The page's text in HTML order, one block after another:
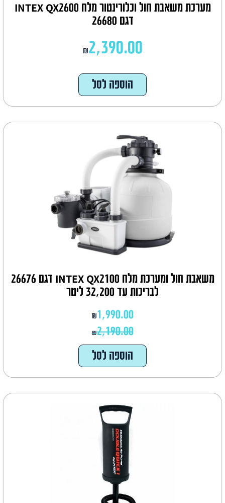
מערכת משאבת חול וכלורינטור מלח INTEX QX2600
דגם 26680
₪2,390.00
הוספה לסל
משאבת חול ומערכת מלח INTEX QX2100 דגם 26676
לבריכות עד 32,200 ליטר
₪2,190.00
₪ 1,990.00
הוספה לסל